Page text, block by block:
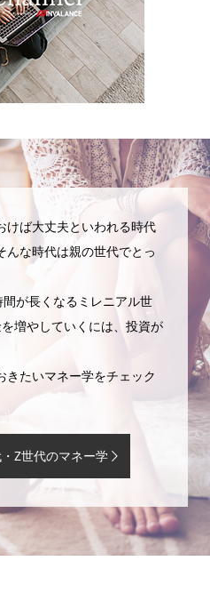
けば大丈夫といわれる時代
んな時代は親の世代でとっ
が長くなるミレニアル世
増やしていくには、投資が
きたいマネー学をチェック
Z世代のマネー学